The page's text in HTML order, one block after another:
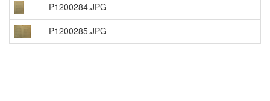
P1200284.JPG
P1200285.JPG